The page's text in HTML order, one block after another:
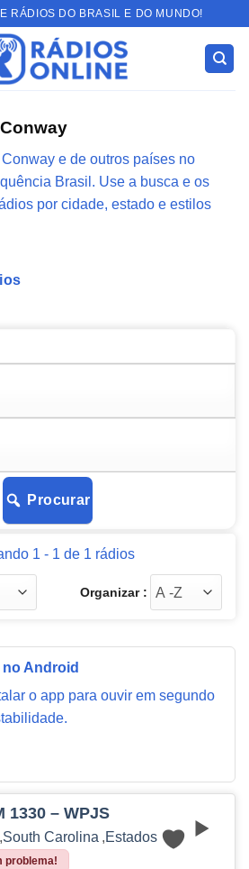
RÁDIOS DO BRASIL E DO MUNDO!
e de outros países no
Brasil. Use a busca e os
por cidade, estado e estilos
Procurar
1 - 1 de 1 rádios
Organizar :
Android
o app para ouvir em segundo
1330 – WPJS
,South Carolina ,Estados Unidos
problema!